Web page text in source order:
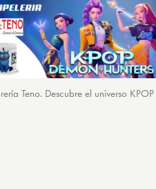
Teno. Descubre el universo KPOP